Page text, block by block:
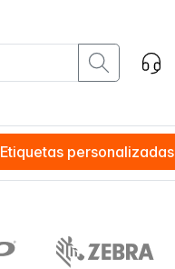
Etiquetas personalizadas